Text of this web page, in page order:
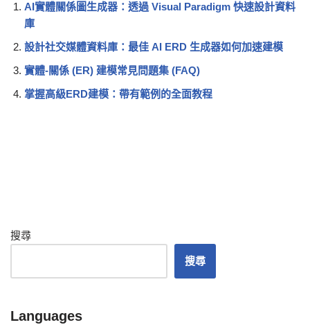
AI實體關係圖生成器：透過 Visual Paradigm 快速設計資料
庫
設計社交媒體資料庫：最佳 AI ERD 生成器如何加速建模
實體-關係 (ER) 建模常見問題集 (FAQ)
掌握高級ERD建模：帶有範例的全面教程
搜尋
搜尋
Languages